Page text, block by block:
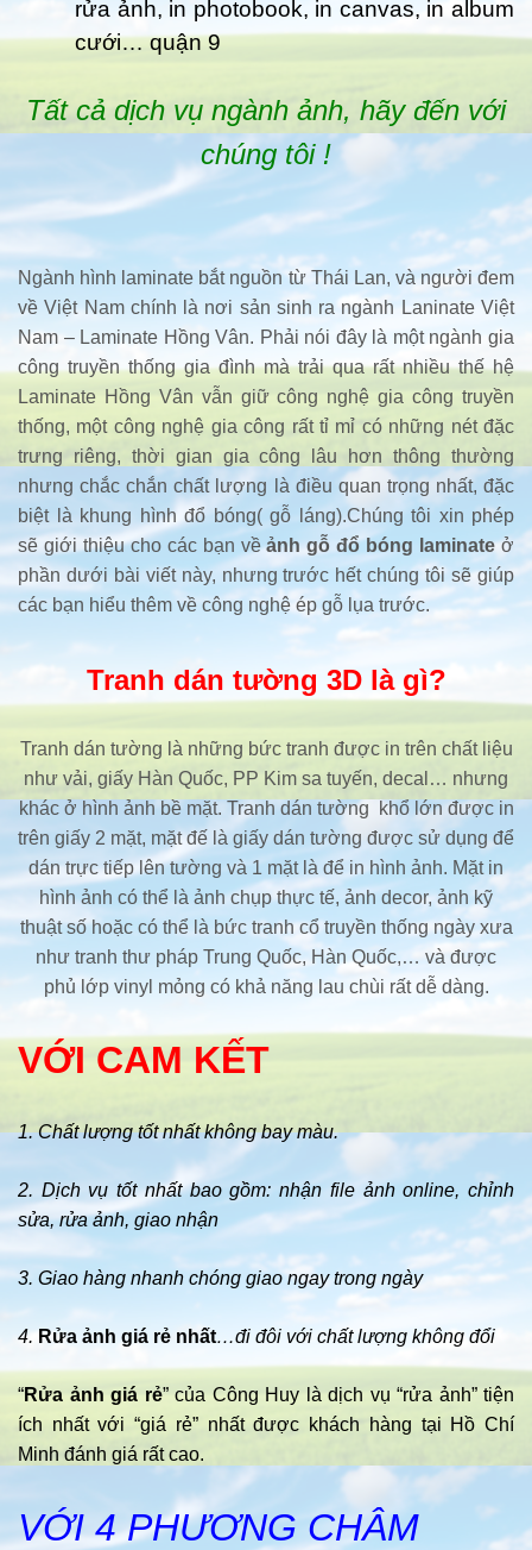
rửa ảnh, in photobook, in canvas, in album
cưới… quận 9
Tất cả dịch vụ ngành ảnh, hãy đến với
chúng tôi !
Ngành hình laminate bắt nguồn từ Thái Lan, và người đem
về Việt Nam chính là nơi sản sinh ra ngành Laninate Việt
Nam – Laminate Hồng Vân. Phải nói đây là một ngành gia
công truyền thống gia đình mà trải qua rất nhiều thế hệ
Laminate Hồng Vân vẫn giữ công nghệ gia công truyền
thống, một công nghệ gia công rất tỉ mỉ có những nét đặc
trưng riêng, thời gian gia công lâu hơn thông thường
nhưng chắc chắn chất lượng là điều quan trọng nhất, đặc
biệt là khung hình đổ bóng( gỗ láng).Chúng tôi xin phép
sẽ giới thiệu cho các bạn vềảnh gỗ đổ bóng laminateở
phần dưới bài viết này, nhưng trước hết chúng tôi sẽ giúp
các bạn hiểu thêm về công nghệ ép gỗ lụa trước.
Tranh dán tường 3D là gì?
Tranh dán tường là những bức tranh được in trên chất liệu
như vải, giấy Hàn Quốc, PP Kim sa tuyến, decal… nhưng
khác ở hình ảnh bề mặt. Tranh dán tường khổ lớn được in
trên giấy 2 mặt, mặt đế là giấy dán tường được sử dụng để
dán trực tiếp lên tường và 1 mặt là để in hình ảnh. Mặt in
hình ảnh có thể là ảnh chụp thực tế, ảnh decor, ảnh kỹ
thuật số hoặc có thể là bức tranh cổ truyền thống ngày xưa
như tranh thư pháp Trung Quốc, Hàn Quốc,… và được
phủ lớp vinyl mỏng có khả năng lau chùi rất dễ dàng.
VỚI CAM KẾT
1. Chất lượng tốt nhất không bay màu.
2. Dịch vụ tốt nhất bao gồm: nhận file ảnh online, chỉnh
sửa, rửa ảnh, giao nhận
3. Giao hàng nhanh chóng giao ngay trong ngày
4. Rửa ảnh giá rẻ nhất…đi đôi với chất lượng không đổi
“Rửa ảnh giá rẻ” của Công Huy là dịch vụ “rửa ảnh” tiện
ích nhất với “giá rẻ” nhất được khách hàng tại Hồ Chí
Minh đánh giá rất cao.
VỚI 4 PHƯƠNG CHÂM